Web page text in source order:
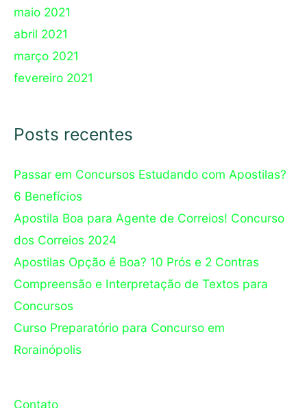
maio 2021
abril 2021
março 2021
fevereiro 2021
Posts recentes
Passar em Concursos Estudando com Apostilas?
6 Benefícios
Apostila Boa para Agente de Correios! Concurso
dos Correios 2024
Apostilas Opção é Boa? 10 Prós e 2 Contras
Compreensão e Interpretação de Textos para
Concursos
Curso Preparatório para Concurso em
Rorainópolis
Contato